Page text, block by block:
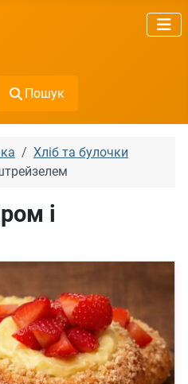
Пошук
Хліб та булочки
і